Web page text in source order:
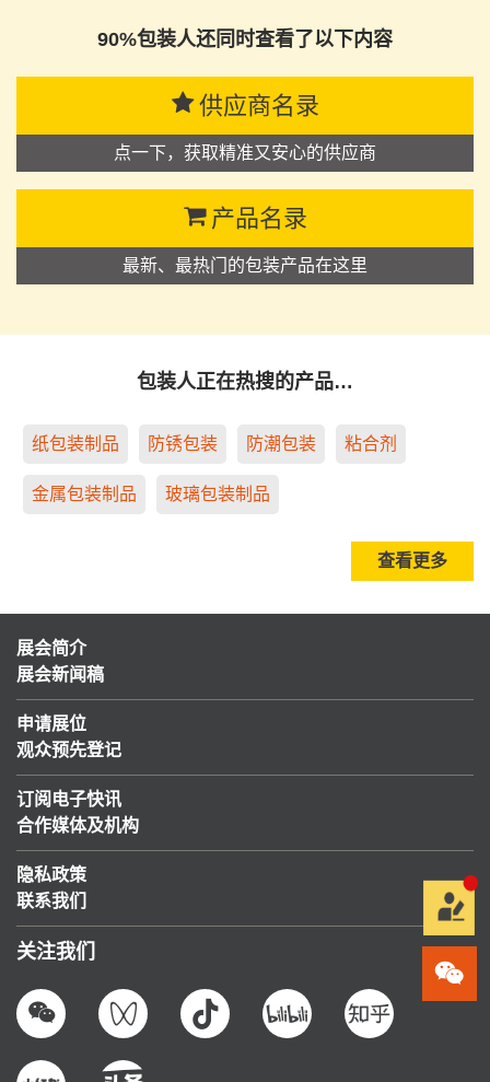
90%包装人还同时查看了以下内容
供应商名录
点一下，获取精准又安心的供应商
产品名录
最新、最热门的包装产品在这里
包装人正在热搜的产品…
纸包装制品 防锈包装 防潮包装 粘合剂
金属包装制品 玻璃包装制品
查看更多
展会简介
展会新闻稿
申请展位
观众预先登记
订阅电子快讯
合作媒体及机构
隐私政策
联系我们
关注我们